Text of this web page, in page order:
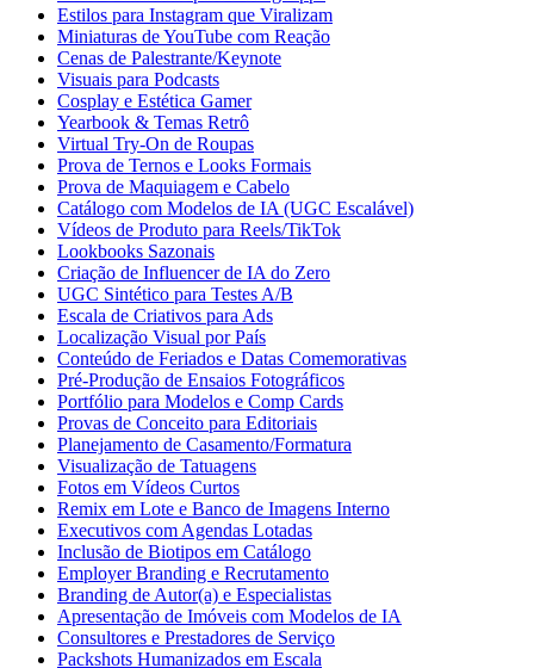
Estilos para Instagram que Viralizam
Miniaturas de YouTube com Reação
Cenas de Palestrante/Keynote
Visuais para Podcasts
Cosplay e Estética Gamer
Yearbook & Temas Retrô
Virtual Try-On de Roupas
Prova de Ternos e Looks Formais
Prova de Maquiagem e Cabelo
Catálogo com Modelos de IA (UGC Escalável)
Vídeos de Produto para Reels/TikTok
Lookbooks Sazonais
Criação de Influencer de IA do Zero
UGC Sintético para Testes A/B
Escala de Criativos para Ads
Localização Visual por País
Conteúdo de Feriados e Datas Comemorativas
Pré-Produção de Ensaios Fotográficos
Portfólio para Modelos e Comp Cards
Provas de Conceito para Editoriais
Planejamento de Casamento/Formatura
Visualização de Tatuagens
Fotos em Vídeos Curtos
Remix em Lote e Banco de Imagens Interno
Executivos com Agendas Lotadas
Inclusão de Biotipos em Catálogo
Employer Branding e Recrutamento
Branding de Autor(a) e Especialistas
Apresentação de Imóveis com Modelos de IA
Consultores e Prestadores de Serviço
Packshots Humanizados em Escala